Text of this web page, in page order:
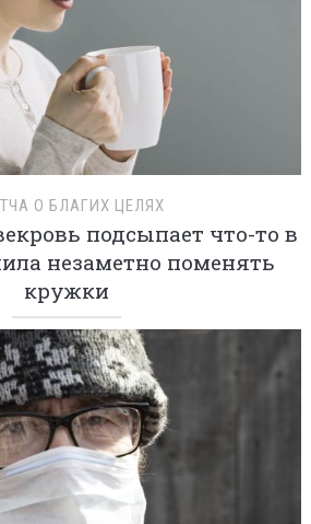
О БЛАГИХ ЦЕЛЯХ
подсыпает что-то в
незаметно поменять
кружки